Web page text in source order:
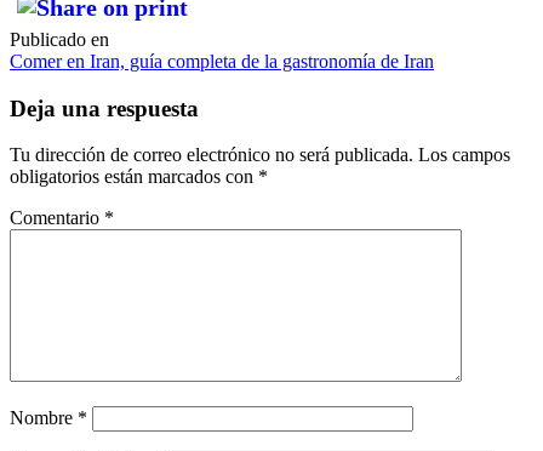
Publicado en
Navegación
de
entradas
Comer en Iran, guía completa de la gastronomía de Iran
Deja una respuesta
Tu dirección de correo electrónico no será publicada. Los campos
obligatorios están marcados con *
Comentario *
Nombre *